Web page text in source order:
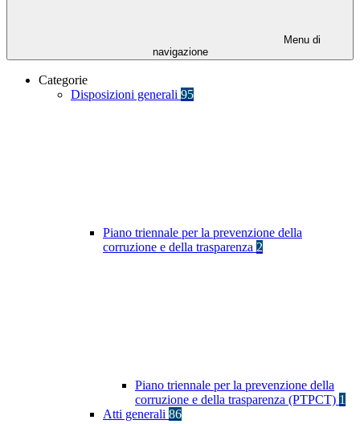
Menu di
navigazione
Categorie
Disposizioni generali 95
Piano triennale per la prevenzione della
corruzione e della trasparenza 2
Piano triennale per la prevenzione della
corruzione e della trasparenza (PTPCT) 1
Atti generali 86